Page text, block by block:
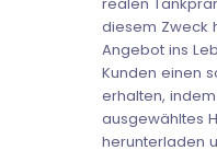
diesem Zweck
Angebot ins
Kunden einen
erhalten,
ausgewähltes
herunterladen